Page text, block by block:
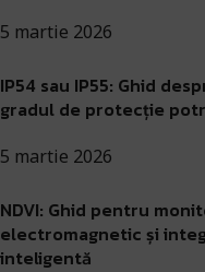
5 martie 2026
IP54 sau IP55: Ghid
gradul de protecție
5 martie 2026
NDVI: Ghid pentru
electromagnetic și
inteligentă